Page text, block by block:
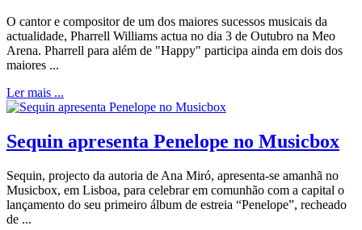
O cantor e compositor de um dos maiores sucessos musicais da
actualidade, Pharrell Williams actua no dia 3 de Outubro na Meo
Arena. Pharrell para além de "Happy" participa ainda em dois dos
maiores ...
Ler mais ...
Sequin apresenta Penelope no Musicbox
Sequin, projecto da autoria de Ana Miró, apresenta-se amanhã no
Musicbox, em Lisboa, para celebrar em comunhão com a capital o
lançamento do seu primeiro álbum de estreia “Penelope”, recheado
de ...